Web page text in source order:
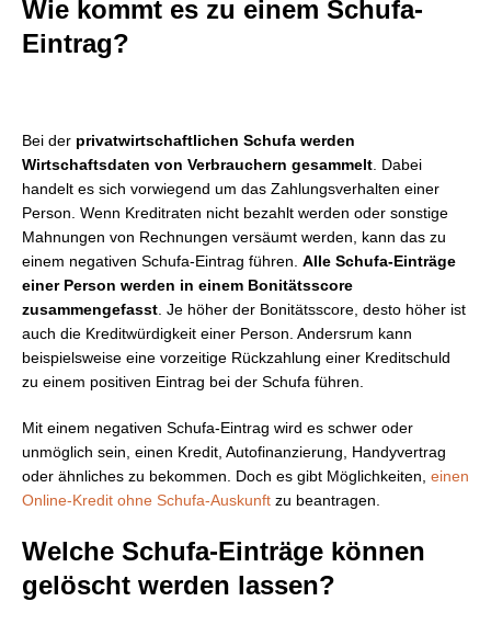
Wie kommt es zu einem Schufa-
Eintrag?
Bei der privatwirtschaftlichen Schufa werden
Wirtschaftsdaten von Verbrauchern gesammelt . Dabei
handelt es sich vorwiegend um das Zahlungsverhalten einer
Person. Wenn Kreditraten nicht bezahlt werden oder sonstige
Mahnungen von Rechnungen versäumt werden, kann das zu
einem negativen Schufa-Eintrag führen. Alle Schufa-Einträge
einer Person werden in einem Bonitätsscore
zusammengefasst . Je höher der Bonitätsscore, desto höher ist
auch die Kreditwürdigkeit einer Person. Andersrum kann
beispielsweise eine vorzeitige Rückzahlung einer Kreditschuld
zu einem positiven Eintrag bei der Schufa führen.
Mit einem negativen Schufa-Eintrag wird es schwer oder
unmöglich sein, einen Kredit, Autofinanzierung, Handyvertrag
oder ähnliches zu bekommen. Doch es gibt Möglichkeiten, einen
Online-Kredit ohne Schufa-Auskunft zu beantragen.
Welche Schufa-Einträge können
gelöscht werden lassen?